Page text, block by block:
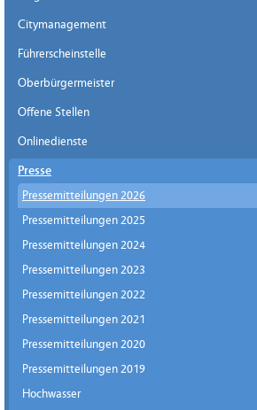
Citymanagement
Führerscheinstelle
Oberbürgermeister
Offene Stellen
Onlinedienste
Presse
Pressemitteilungen 2026
Pressemitteilungen 2025
Pressemitteilungen 2024
Pressemitteilungen 2023
Pressemitteilungen 2022
Pressemitteilungen 2021
Pressemitteilungen 2020
Pressemitteilungen 2019
Hochwasser